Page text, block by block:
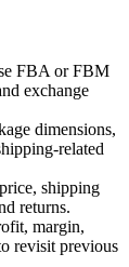
FBA or FBM
exchange
dimensions,
related
shipping
returns.
margin,
revisit previous